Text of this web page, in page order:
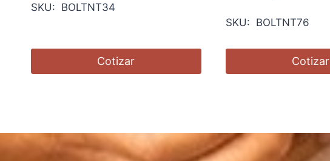
SKU: BOLTNT34
Cotizar
SKU: BOLTNT76
Cotizar